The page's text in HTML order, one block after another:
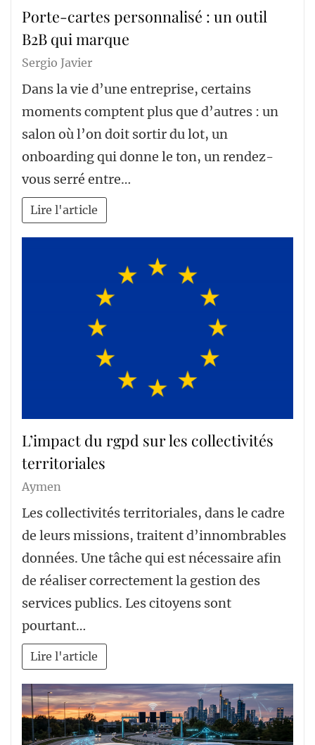
Porte-cartes personnalisé : un outil
B2B qui marque
Sergio Javier
Dans la vie d’une entreprise, certains
moments comptent plus que d’autres : un
salon où l’on doit sortir du lot, un
onboarding qui donne le ton, un rendez-
vous serré entre…
Lire l'article
L’impact du rgpd sur les collectivités
territoriales
Aymen
Les collectivités territoriales, dans le cadre
de leurs missions, traitent d’innombrables
données. Une tâche qui est nécessaire afin
de réaliser correctement la gestion des
services publics. Les citoyens sont
pourtant…
Lire l'article